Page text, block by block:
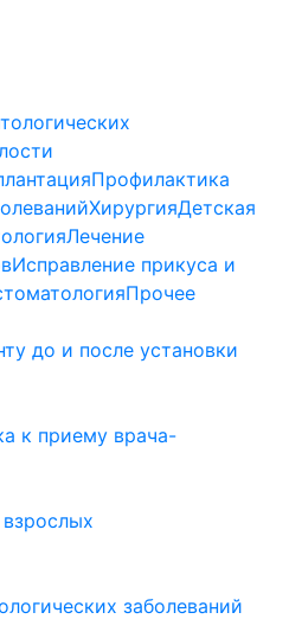
Профилактика
ХирургияДетская
Лечение
Исправление прикуса и
Прочее
до и после установки
к приему врача-
заболеваний